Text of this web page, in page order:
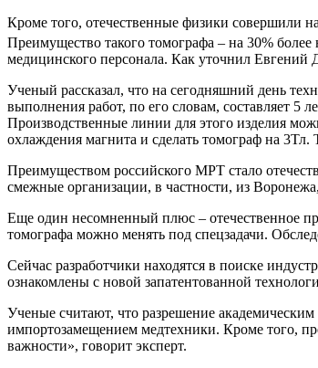
Кроме того, отечественные физики совершили
Преимущество такого томографа – на 30%
медицинского персонала. Как уточнил Евгений
Ученый рассказал, что на сегодняшний день
выполнения работ, по его словам, составляет 5
Производственные линии для этого изделия
охлаждения магнита и сделать томограф на
Преимуществом российского МРТ стало
смежные организации, в частности, из
Еще один несомненный плюс – отечественное
томографа можно менять под спецзадачи.
Сейчас разработчики находятся в поиске
ознакомлены с новой запатентованной
Ученые считают, что разрешение
импортозамещением медтехники. Кроме того,
важности», говорит эксперт.